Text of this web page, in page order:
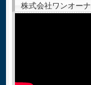
株式会社ワンオー